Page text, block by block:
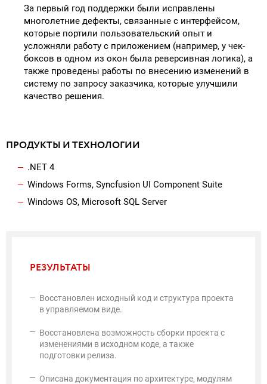
За первый год поддержки были исправлены
многолетние дефекты, связанные с интерфейсом,
которые портили пользовательский опыт и
усложняли работу с приложением (например, у чек-
боксов в одном из окон была реверсивная логика), а
также проведены работы по внесению изменений в
систему по запросу заказчика, которые улучшили
качество решения.
ПРОДУКТЫ И ТЕХНОЛОГИИ
.NET 4
Windows Forms, Syncfusion UI Component Suite
Windows OS, Microsoft SQL Server
РЕЗУЛЬТАТЫ
Восстановлен исходный код и структура проекта
в управляемом виде.
Восстановлена возможность сборки проекта с
изменениями в исходном коде, а также
подготовки релиза.
Описана документация по архитектуре, модулям